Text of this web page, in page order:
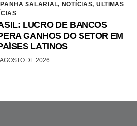
SALARIAL, NOTÍCIAS, ULTIMAS
LUCRO DE BANCOS
GANHOS DO SETOR EM
LATINOS
DE 2026